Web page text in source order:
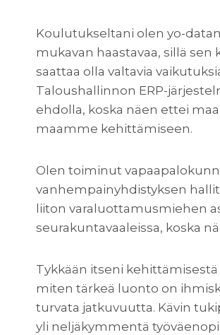
Koulutukseltani olen yo-
mukavan haastavaa, sillä
saattaa olla valtavia
Taloushallinnon ERP-
ehdolla, koska näen ettei
maamme kehittämiseen.
Olen toiminut
vanhempainyhdistyksen
liiton varaluottamusmiehen
seurakuntavaaleissa, koska
Tykkään itseni
miten tärkeä luonto on
turvata jatkuvuutta. Kävin
yli neljäkymmentä